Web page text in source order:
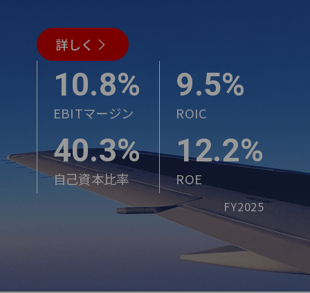
詳しく
10.8%
EBITマージン
9.5%
ROIC
40.3%
自己資本比率
12.2%
ROE
FY2025